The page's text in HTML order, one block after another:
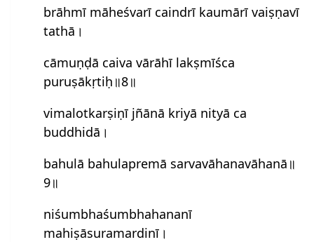
brāhmī māheś‍varī caindrī kaumārī vaiṣṇavī
tathā।
cāmuṇḍā caiva vārāhī lakṣmīś‍ca
puruṣākṛtiḥ॥8॥
vimalotkarṣiṇī jñānā kriyā nityā ca
buddhidā।
bahulā bahulapremā sarvavāhanavāhanā॥
9॥
niśumbhaśumbhahananī
mahiṣāsuramardinī।